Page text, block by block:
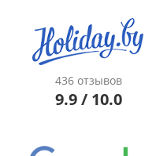
436 отзывов
9.9 / 10.0